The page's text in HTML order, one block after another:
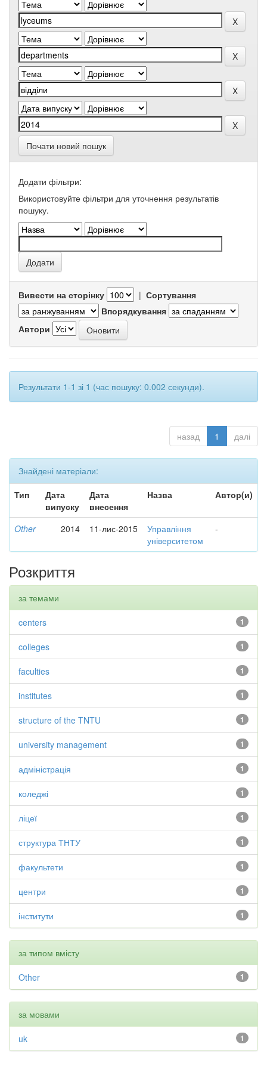
Почати новий пошук
Додати фільтри:
Використовуйте фільтри для уточнення результатів
пошуку.
Вивести на сторінку | Сортування
Впорядкування
Автори
Результати 1-1 зі 1 (час пошуку: 0.002 секунди).
назад 1 далі
Знайдені матеріали:
Тип
Дата
випуску
Дата
внесення
Назва Автор(и)
Other 2014 11-лис-2015
Управління
університетом
-
Розкриття
за темами
1
centers
1
colleges
1
faculties
1
institutes
1
structure of the TNTU
1
university management
1
адміністрація
1
коледжі
1
ліцеї
1
структура ТНТУ
1
факультети
1
центри
1
інститути
за типом вмісту
1
Other
за мовами
1
uk